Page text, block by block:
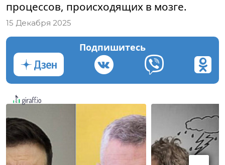
процессов, происходящих в мозге.
15 Декабря 2025
Подпишитесь